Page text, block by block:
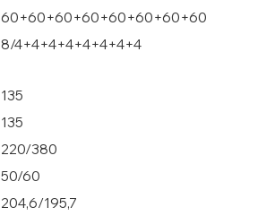
60+60+60+60+60+60+60+60
8/4+4+4+4+4+4+4+4
135
135
220/380
50/60
204,6/195,7